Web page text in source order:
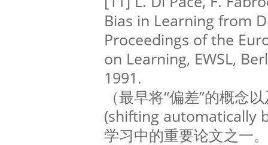
Bias in Learning from
Proceedings of the
on Learning, EWSL,
1991.
（最早将“偏差”的概念
(shifting automatically
学习中的重要论文之一